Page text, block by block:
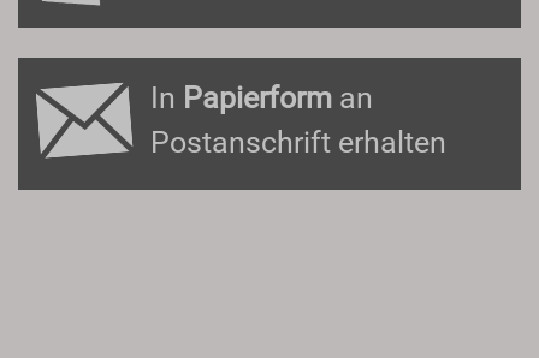
In Papierform an
Postanschrift erhalten